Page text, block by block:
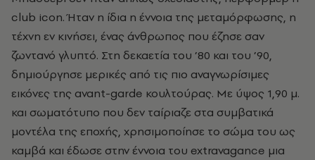
club icon. Ήταν η ίδια η έννοια της μεταμόρφωσης, η
τέχνη εν κινήσει, ένας άνθρωπος που έζησε σαν
ζωντανό γλυπτό. Στη δεκαετία του ’80 και του ’90,
δημιούργησε μερικές από τις πιο αναγνωρίσιμες
εικόνες της avant-garde κουλτούρας. Με ύψος 1,90 μ.
και σωματότυπο που δεν ταίριαζε στα συμβατικά
μοντέλα της εποχής, χρησιμοποίησε το σώμα του ως
καμβά και έδωσε στην έννοια του extravagance μια